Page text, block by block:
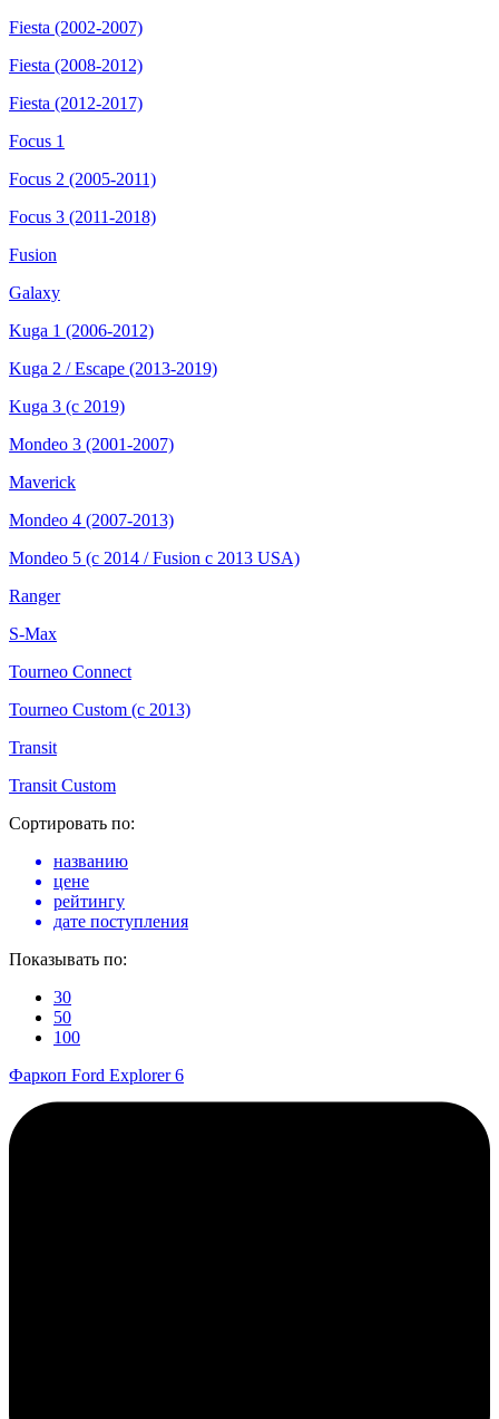
Fiesta (2002-2007)
Fiesta (2008-2012)
Fiesta (2012-2017)
Focus 1
Focus 2 (2005-2011)
Focus 3 (2011-2018)
Fusion
Galaxy
Kuga 1 (2006-2012)
Kuga 2 / Escape (2013-2019)
Kuga 3 (с 2019)
Mondeo 3 (2001-2007)
Maverick
Mondeo 4 (2007-2013)
Mondeo 5 (с 2014 / Fusion с 2013 USA)
Ranger
S-Max
Tourneo Connect
Tourneo Custom (с 2013)
Transit
Transit Custom
Сортировать по:
названию
цене
рейтингу
дате поступления
Показывать по:
30
50
100
Фаркоп Ford Explorer 6